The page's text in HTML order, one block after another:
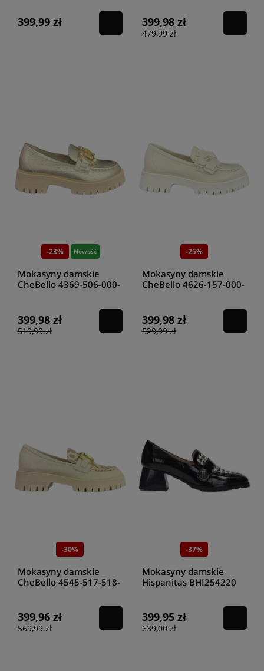
399,99 zł 399,98 zł
479,99 zł
-23% Nowość
Mokasyny damskie
CheBello 4369-506-000-
399,98 zł
519,99 zł
-25%
Mokasyny damskie
CheBello 4626-157-000-
399,98 zł
529,99 zł
-30%
Mokasyny damskie
CheBello 4545-517-518-
399,96 zł
569,99 zł
-37%
Mokasyny damskie
Hispanitas BHI254220
399,95 zł
639,00 zł